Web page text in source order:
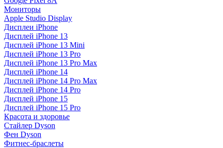
Мониторы
Apple Studio Display
Дисплеи iPhone
Дисплей iPhone 13
Дисплей iPhone 13 Mini
Дисплей iPhone 13 Pro
Дисплей iPhone 13 Pro Max
Дисплей iPhone 14
Дисплей iPhone 14 Pro Max
Дисплей iPhone 14 Pro
Дисплей iPhone 15
Дисплей iPhone 15 Pro
Красота и здоровье
Стайлер Dyson
Фен Dyson
Фитнес-браслеты